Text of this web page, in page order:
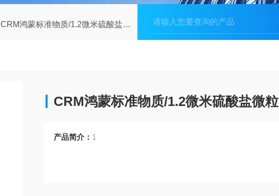
CRM鸿蒙标准物质/1.2微米硫酸盐微粒
CRM鸿蒙标准物质/1.2微米硫酸盐微粒
产品简介： 1